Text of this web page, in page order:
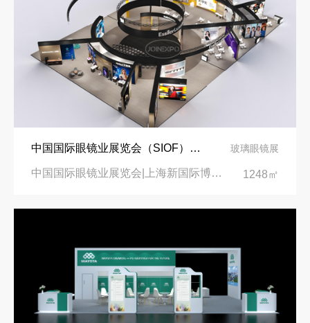
中国国际眼镜业展览会（SIOF）‌展台设计搭建-眼镜业巨头依视路陆逊梯卡 玻璃眼镜展
中国国际眼镜业展览会|上海新国际博览中心‌ 1248㎡